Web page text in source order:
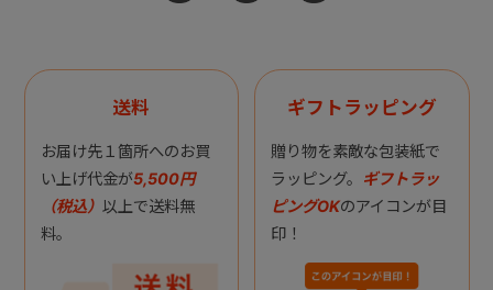
送料
お届け先１箇所へのお買
い上げ代金が5,500円
（税込） 以上で送料無
料。
ギフトラッピング
贈り物を素敵な包装紙で
ラッピング。 ギフトラッ
ピングOKのアイコンが目
印！